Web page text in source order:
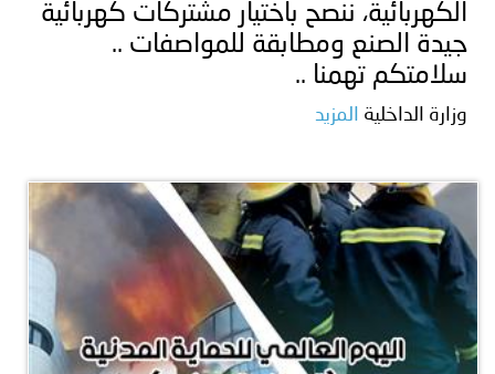
الكهربائية، ننصح باختيار مشتركات كهربائية
جيدة الصنع ومطابقة للمواصفات ..
سلامتكم تهمنا ..
وزارة الداخلية المزيد